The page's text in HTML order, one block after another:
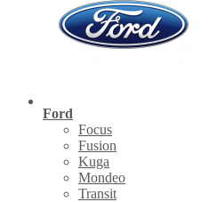
Ford
Focus
Fusion
Kuga
Mondeo
Transit